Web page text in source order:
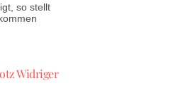
so stellt
Widriger